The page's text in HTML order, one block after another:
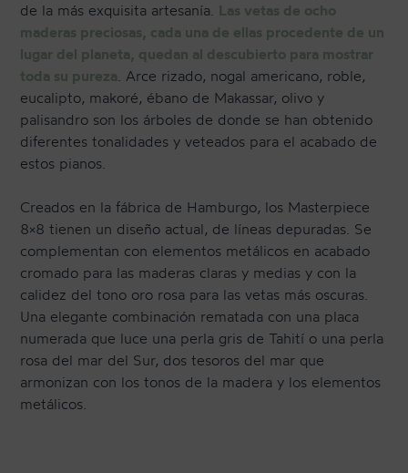
CONTACTO
NEWSLETTER
de la más exquisita artesanía. Las vetas de ocho
maderas preciosas, cada una de ellas procedente de un
lugar del planeta, quedan al descubierto para mostrar
toda su pureza. Arce rizado, nogal americano, roble,
eucalipto, makoré, ébano de Makassar, olivo y
palisandro son los árboles de donde se han obtenido
diferentes tonalidades y veteados para el acabado de
estos pianos.
Creados en la fábrica de Hamburgo, los Masterpiece
8×8 tienen un diseño actual, de líneas depuradas. Se
complementan con elementos metálicos en acabado
cromado para las maderas claras y medias y con la
calidez del tono oro rosa para las vetas más oscuras.
Una elegante combinación rematada con una placa
numerada que luce una perla gris de Tahití o una perla
rosa del mar del Sur, dos tesoros del mar que
armonizan con los tonos de la madera y los elementos
metálicos.